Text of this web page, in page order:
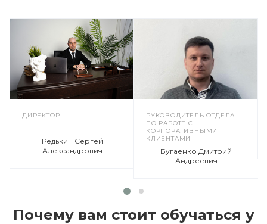
ДИРЕКТОР
Редькин Сергей
Александрович
РУКОВОДИТЕЛЬ ОТДЕЛА
ПО РАБОТЕ С
КОРПОРАТИВНЫМИ
КЛИЕНТАМИ
Бугаенко Дмитрий
Андреевич
Почему вам стоит обучаться у